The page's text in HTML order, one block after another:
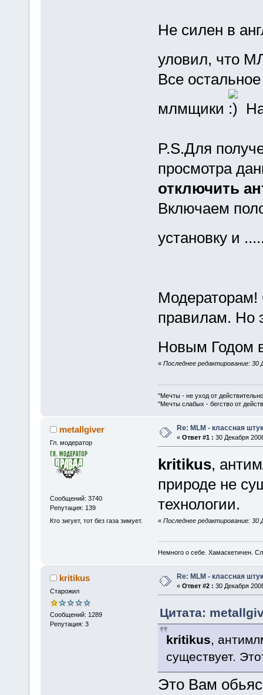
Не силен в
уловил, что
Все
млмщики
P.S.Для
просмотра
отключить
Включаем
установку и
Модераторам!
правилам. Но
Новым Годом
« Последнее редактирование: 30
"Мечты - не уход от
"Мечты слабых - бегство от
metallgiver
Гл. модератор
Сообщений: 3740
Репутация: 139
Кто зигует, тот без газа зимует.
Re: MLM - классная
« Ответ #1 : 30 Декабря
kritikus,
природе не
технологии.
« Последнее редактирование: 30
Немного о себе. Хамаскетичен.
kritikus
Старожил
Сообщений: 1289
Репутация: 3
Re: MLM - классная
« Ответ #2 : 30 Декабря
Цитата:
kritikus,
существует.
Это Вам